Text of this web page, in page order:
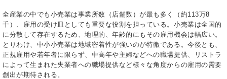
全産業の中でも小売業は事業所数（店舗数）が最も多く（約113万8
千）、雇用の受け皿としても重要な役割を担っている。小売業は全国的
に分散して存在するため、地理的、年齢的にもその雇用機会は幅広い。
とりわけ、中小小売業は地域密着性が強いのが特徴である。今後とも、
正規雇用や若年者に限らず、中高年や主婦などへの職場提供、リストラ
によって生まれた失業者への職場提供など様々な角度からの雇用の需要
創出が期待される。